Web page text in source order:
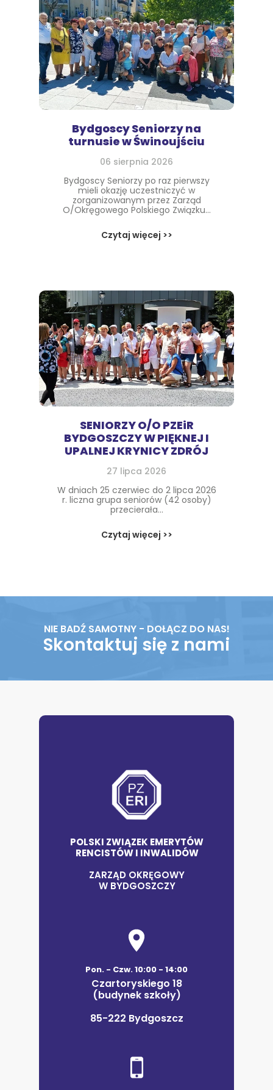
Bydgoscy Seniorzy na
turnusie w Świnoujściu
06 sierpnia 2026
Bydgoscy Seniorzy po raz pierwszy
mieli okazję uczestniczyć w
zorganizowanym przez Zarząd
O/Okręgowego Polskiego Związku...
Czytaj więcej >>
SENIORZY O/O PZEiR
BYDGOSZCZY W PIĘKNEJ I
UPALNEJ KRYNICY ZDRÓJ
27 lipca 2026
W dniach 25 czerwiec do 2 lipca 2026
r. liczna grupa seniorów (42 osoby)
przecierała...
Czytaj więcej >>
NIE BADŹ SAMOTNY - DOŁĄCZ DO NAS!
Skontaktuj się z nami
POLSKI ZWIĄZEK EMERYTÓW
RENCISTÓW I INWALIDÓW
ZARZĄD OKRĘGOWY
W BYDGOSZCZY
Pon. - Czw. 10:00 - 14:00
Czartoryskiego 18
(budynek szkoły)
85-222 Bydgoszcz